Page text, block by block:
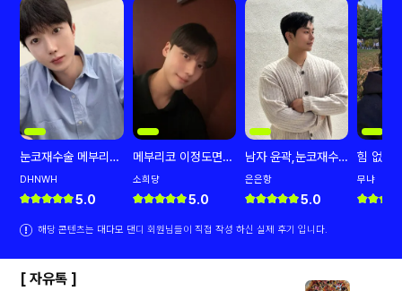
눈코재수술 메부리코
사라짐ㅋㅋ
DHNWH
5.0
메부리코 이정도면
성공한거 같나요?
소희댱
5.0
남자 윤곽,눈코재수
술 많이 young해짐
은은항
5.0
힘 없어
에서 부
으로
무냐
해당 콘텐츠는 대다모 댄디 회원님들이 직접 작성 하신 실제 후기 입니다.
[자유톡 ]